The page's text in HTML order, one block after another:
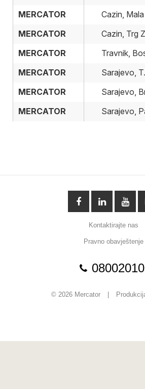
MERCATOR
Cazin,
MERCATOR
Cazin, Trg
MERCATOR
Travnik,
MERCATOR
Sarajevo,
MERCATOR
Sarajevo,
MERCATOR
Sarajevo,
MERCATOR
MERCATOR
MERCATOR
MERCATOR
MERCATOR
MERCATOR
Kontaktirajte nas
Pravno obavještenje
© 2026 Mercator